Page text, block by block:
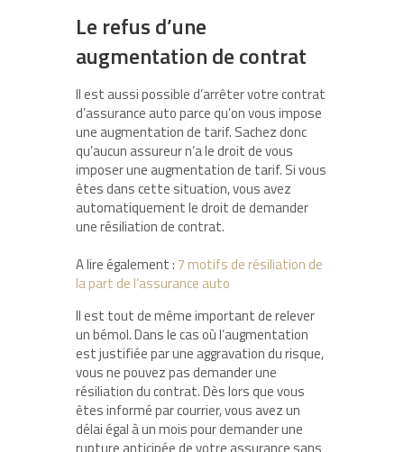
Le refus d’une
augmentation de contrat
Il est aussi possible d’arrêter votre contrat
d’assurance auto parce qu’on vous impose
une augmentation de tarif. Sachez donc
qu’aucun assureur n’a le droit de vous
imposer une augmentation de tarif. Si vous
êtes dans cette situation, vous avez
automatiquement le droit de demander
une résiliation de contrat.
A lire également : 7 motifs de résiliation de
la part de l’assurance auto
Il est tout de même important de relever
un bémol. Dans le cas où l’augmentation
est justifiée par une aggravation du risque,
vous ne pouvez pas demander une
résiliation du contrat. Dès lors que vous
êtes informé par courrier, vous avez un
délai égal à un mois pour demander une
rupture anticipée de votre assurance sans